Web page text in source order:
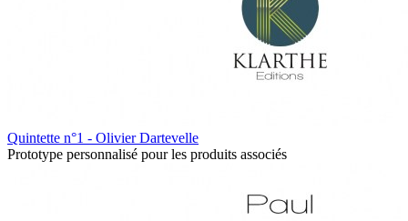
Quintette n°1 - Olivier Dartevelle
Prototype personnalisé pour les produits associés